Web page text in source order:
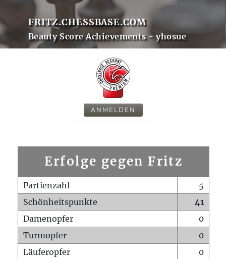
FRITZ.CHESSBASE.COM
Beauty Score Achievements - yhosue
ANMELDEN
Erfolge gegen Fritz
Partienzahl
5
Schönheitspunkte
41
Damenopfer
0
Turmopfer
0
Läuferopfer
0